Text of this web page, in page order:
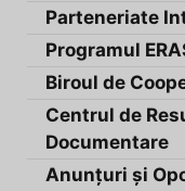
Parteneriate
Programul
Biroul de
Centrul de
Documentare
Anunțuri și